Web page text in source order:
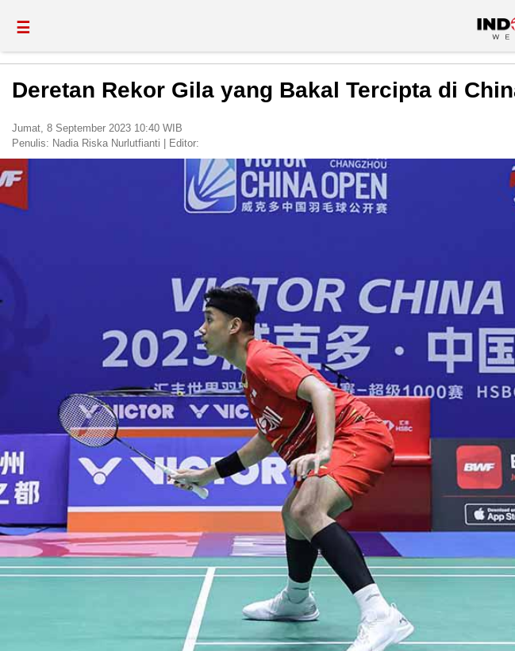
☰
Deretan Rekor Gila yang Bakal Tercipta di
Jumat, 8 September 2023 10:40 WIB
Penulis: Nadia Riska Nurlutfianti Editor: